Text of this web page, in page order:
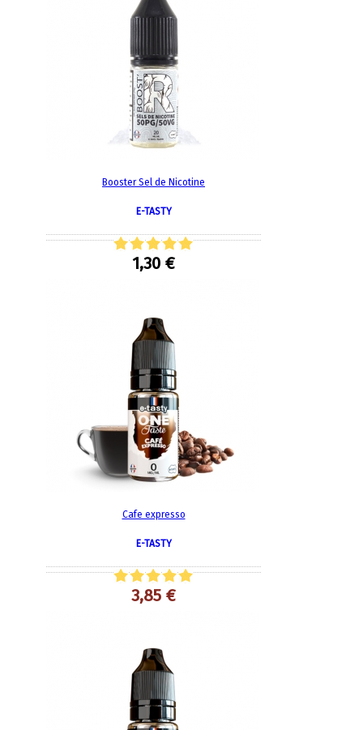
Booster Sel de Nicotine
E-TASTY
1,30 €
Cafe expresso
E-TASTY
3,85 €